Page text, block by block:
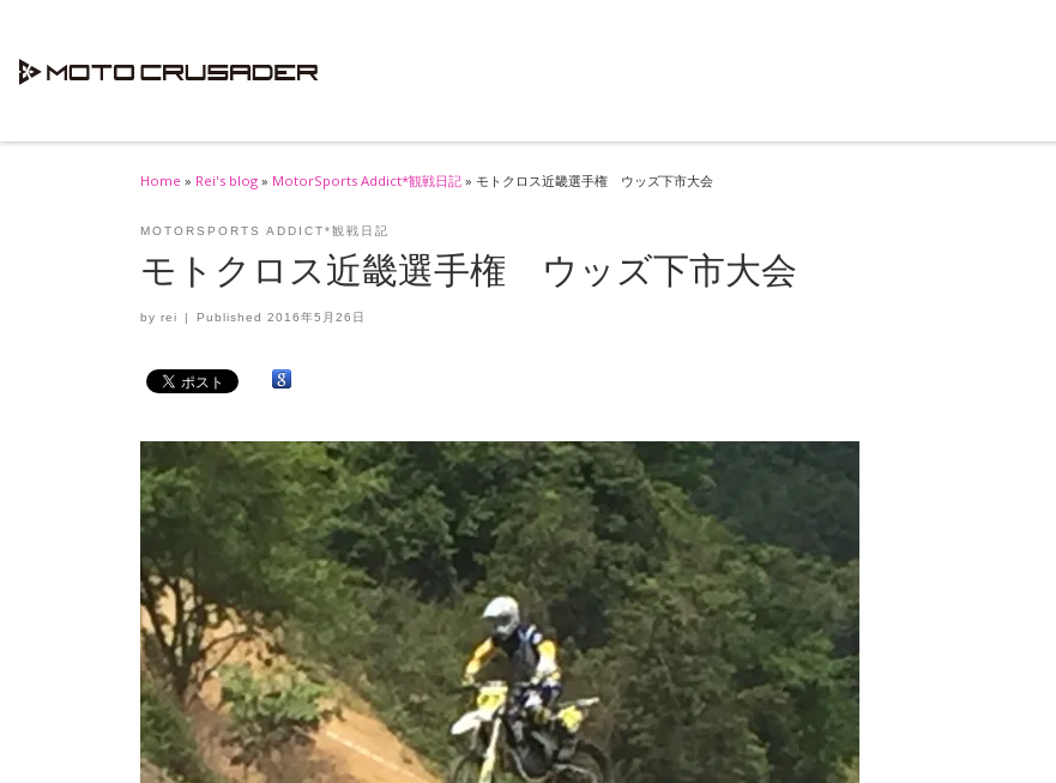
Home » Rei's blog » MotorSports Addict*観戦日記 » モトクロス近畿選手権 ウッズ下市大会
MOTORSPORTS ADDICT*観戦日記
モトクロス近畿選手権 ウッズ下市大会
by rei | Published2016年5月26日